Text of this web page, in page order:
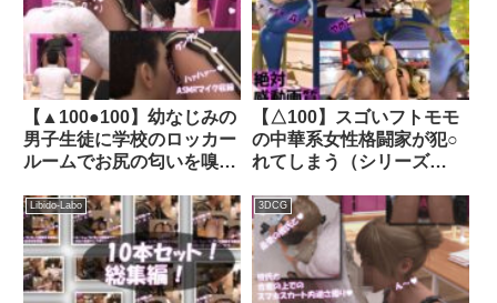
う:座位バックでおっぱい
丸出し2）｜d_754128
【▲100●100】幼なじみの
男子生徒に学校のロッカー
ルームでお尻の匂いを嗅が
トの中）を何者かに盗撮さ
れる（PV06:サテン地ピン
クヒョウ柄パンティ）｜
d_336883│ Libido-Labo
【△100】スゴいフトモモ
の中華系女性格闘家が犯○
れてしまう（シリーズ
Libido-Labo
Libido-Labo 3DCG